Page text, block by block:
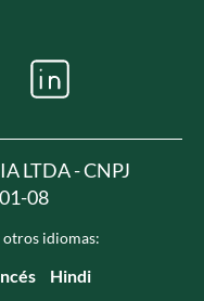
LTDA - CNPJ
08
idiomas:
Hindi